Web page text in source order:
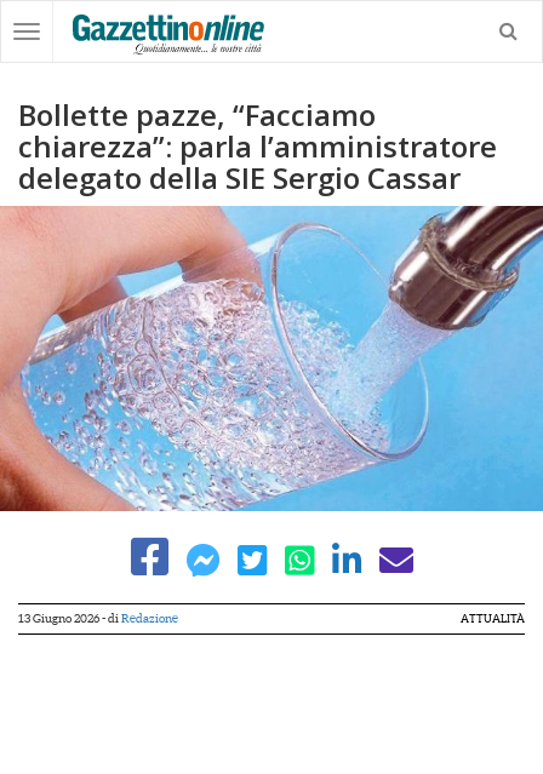
Bollette pazze, “Facciamo
chiarezza”: parla l’amministratore
delegato della SIE Sergio Cassar
13 Giugno 2026- di Redazione ATTUALITÀ